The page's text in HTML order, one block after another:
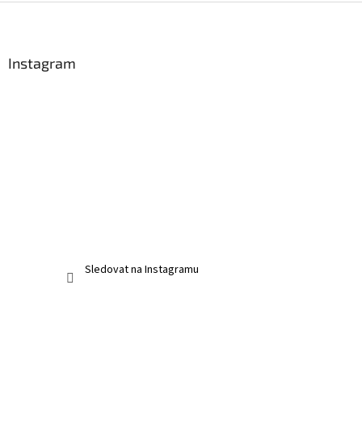
Instagram
Sledovat na Instagramu